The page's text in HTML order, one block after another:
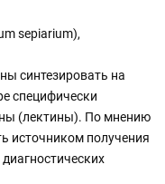
sepiarium),
синтезировать на
специфически
(лектины). По мнению
источником получения